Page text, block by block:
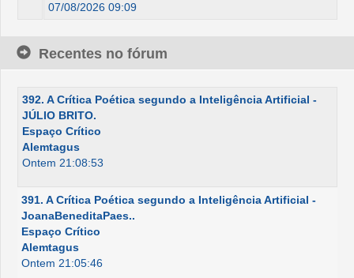
07/08/2026 09:09
Recentes no fórum
392. A Crítica Poética segundo a Inteligência Artificial -
JÚLIO BRITO.
Espaço Crítico
Alemtagus
Ontem 21:08:53
391. A Crítica Poética segundo a Inteligência Artificial -
JoanaBeneditaPaes..
Espaço Crítico
Alemtagus
Ontem 21:05:46